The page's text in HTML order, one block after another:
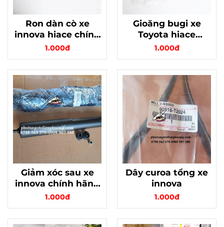
Ron dàn cò xe
innova hiace chính
hãng mã
1.000đ
Gioăng bugi xe
Toyota hiace
innova fortuner
1.000đ
Giảm xóc sau xe
innova chính hãng
indonesia
1.000đ
Dây curoa tổng xe
innova
1.000đ